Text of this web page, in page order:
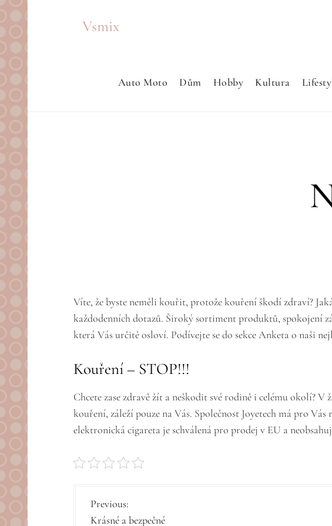
Vsmix
Auto Moto Dům Hobby Kultura
Víte, že byste neměli kouřit, protože kouření škodí zdraví?
každodenních dotazů. Široký sortiment produktů, spokojení
která Vás určitě osloví. Podívejte se do sekce Anketa o naši
Kouření – STOP!!!
Chcete zase zdravě žít a neškodit své rodině i celému okolí?
kouření, záleží pouze na Vás. Společnost Joyetech má pro
elektronická cigareta je schválená pro prodej v EU a
N
Previous:
Krásné a bezpečné